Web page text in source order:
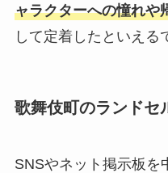
ャラクターへの憧れや
して定着したといえる
歌舞伎町のランドセ
SNSやネット掲示板を